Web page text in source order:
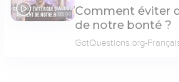
05:00
Comment éviter
de notre bonté ?
GotQuestions.org-